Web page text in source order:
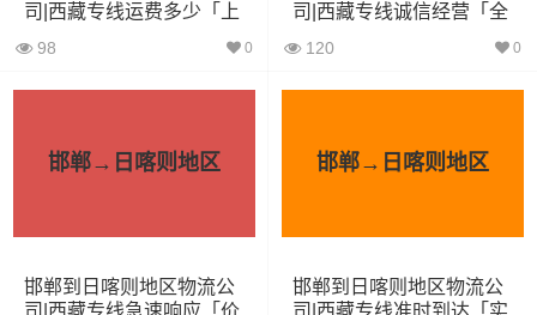
中型面
包车
微型货
车
9立方 1.5吨 3×2×2.9
司|西藏专线运费多少「上
98 0
司|西藏专线诚信经营「全
120 0
邯郸→日喀则地区
邯郸到日喀则地区物流公
司|西藏专线急速响应「价
邯郸→日喀则地区
邯郸到日喀则地区物流公
司|西藏专线准时到达「实